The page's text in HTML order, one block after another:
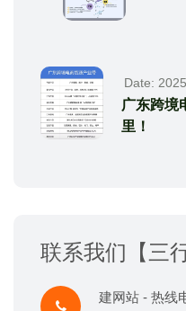
Date:
广东跨境
里！
联系我们【三
建网站 - 热线